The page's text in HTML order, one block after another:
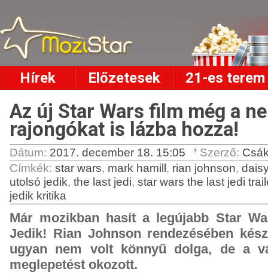
Hírek Előzetesek 21-es terem
Az új Star Wars film még a
rajongókat is lázba hozza!
Dátum: 2017. december 18. 15:05 Szerző:
Címkék: star wars, mark hamill , rian johnson,
utolsó jedik, the last jedi, star wars the last jedi
jedik kritika
Már mozikban hasít a legújabb Star
Jedik! Rian Johnson rendezésében
ugyan nem volt könnyű dolga, de a
meglepetést okozott.